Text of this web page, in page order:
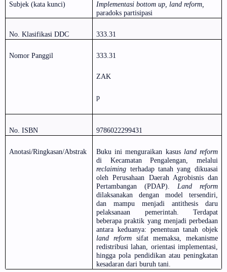
Subjek (kata kunci)
Implementasi bottom up, land reform,
paradoks partisipasi
No. Klasifikasi DDC 333.31
Nomor Panggil 333.31
ZAK
p
No. ISBN 9786022299431
Anotasi/Ringkasan/Abstrak Buku ini menguraikan kasus land reform
di Kecamatan Pengalengan, melalui
reclaiming terhadap tanah yang dikuasai
oleh Perusahaan Daerah Agrobisnis dan
Pertambangan (PDAP). Land reform
dilaksanakan dengan model tersendiri,
dan mampu menjadi antithesis daru
pelaksanaan pemerintah. Terdapat
beberapa praktik yang menjadi perbedaan
antara keduanya: penentuan tanah objek
land reform sifat memaksa, mekanisme
redistribusi lahan, orientasi implementasi,
hingga pola pendidikan atau peningkatan
kesadaran dari buruh tani.